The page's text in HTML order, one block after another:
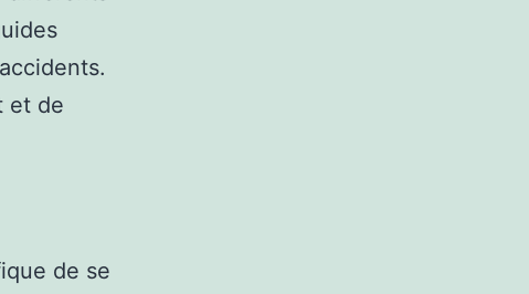
et de
de se